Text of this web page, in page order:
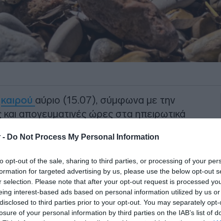
- Do Not Process My Personal Information
opt-out of the sale, sharing to third parties, or processing of your
for targeted advertising by us, please use the below opt-out
selection. Please note that after your opt-out request is processed
interest-based ads based on personal information utilized by us
to third parties prior to your opt-out. You may separately
of your personal information by third parties on the IAB’s list of
καιρού αύριο (15.07), σύμφωνα με την
απογευματινές ώρες στα ηπειρωτικά
στην Ήπειρο, τη Μακεδονία και κατά
θα εκδηλωθούν τοπικοί όμβροι και
βορειοδυτικοί 3 με 5 και στο Ιόνιο
από βόρειες διευθύνσεις 4 με 6